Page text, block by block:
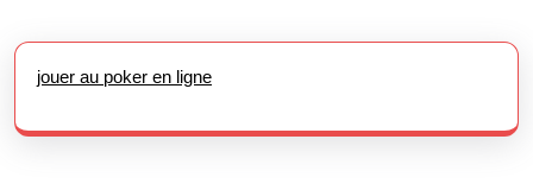
jouer au poker en ligne